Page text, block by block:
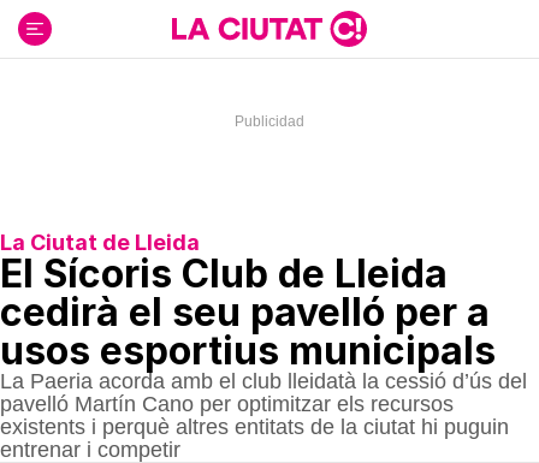
contenido
La Ciutat de Lleida
El Sícoris Club de Lleida
cedirà el seu pavelló per a
usos esportius municipals
La Paeria acorda amb el club lleidatà la cessió d’ús del
pavelló Martín Cano per optimitzar els recursos
existents i perquè altres entitats de la ciutat hi puguin
entrenar i competir